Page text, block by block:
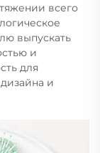
всего
выпускать
и
для
и